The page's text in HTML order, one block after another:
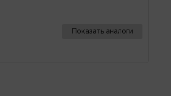
Показать аналоги